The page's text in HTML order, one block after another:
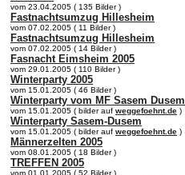
vom 23.04.2005 ( 135 Bilder )
Fastnachtsumzug Hillesheim
vom 07.02.2005 ( 11 Bilder )
Fastnachtsumzug Hillesheim
vom 07.02.2005 ( 14 Bilder )
Fasnacht Eimsheim 2005
vom 29.01.2005 ( 110 Bilder )
Winterparty 2005
vom 15.01.2005 ( 46 Bilder )
Winterparty vom MF Sasem Dusem
vom 15.01.2005 ( bilder auf weggefoehnt.de )
Winterparty Sasem-Dusem
vom 15.01.2005 ( bilder auf weggefoehnt.de )
Männerzelten 2005
vom 08.01.2005 ( 18 Bilder )
TREFFEN 2005
vom 01.01.2005 ( 52 Bilder )